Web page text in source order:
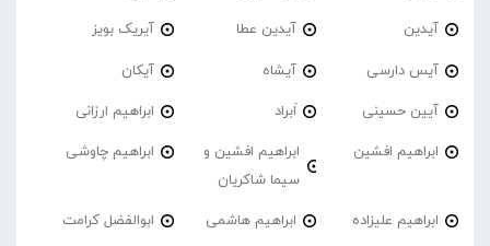
آیدین آیدین عطا آیریک بویز
آیس دارسی آیشاه آیکان
آیین حسینی اَبراد ابراهیم ارزانی
ابراهیم افشین
ابراهیم افشین و
سیما شاکریان
ابراهیم چاوشی
ابراهیم علیزاده ابراهیم هاشمی ابوالفضل کرامت